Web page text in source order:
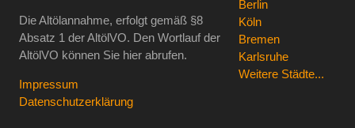
Die Altölannahme, erfolgt gemäß §8
Absatz 1 der AltölVO. Den Wortlauf der
AltölVO können Sie hier abrufen.
Impressum
Datenschutzerklärung
Berlin
Köln
Bremen
Karlsruhe
Weitere Städte...